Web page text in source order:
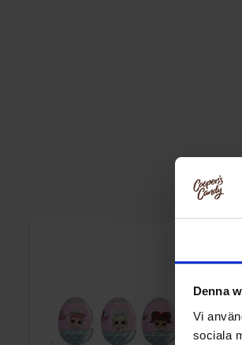
Denna
Vi
sociala